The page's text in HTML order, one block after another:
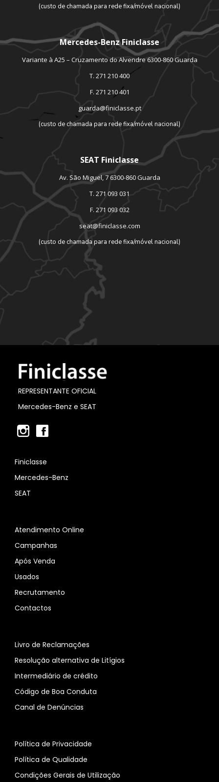
(custo de chamada para rede fixa/móvel nacional)
Mercedes-Benz Finiclasse
Variante à A25 – Cruzamento do Alvendre 6300-860 Guarda
T. 271 210 400
F. 271 210 401
guarda@finiclasse.pt
(custo de chamada para rede fixa/móvel nacional)
SEAT Finiclasse
Av. São Miguel, 7 6300-860 Guarda
T. 271 093 031
F. 271 093 032
seat@finiclasse.com
(custo de chamada para rede fixa/móvel nacional)
REPRESENTANTE OFICIAL
Mercedes-Benz e SEAT
Finiclasse
Mercedes-Benz
SEAT
Atendimento Online
Campanhas
Após Venda
Usados
Recrutamento
Contactos
Livro de Reclamações
Resolução alternativa de Litígios
Intermediário de crédito
Código de Boa Conduta
Canal de Denúncias
Política de Privacidade
Política de Qualidade
Condições Gerais de Utilização